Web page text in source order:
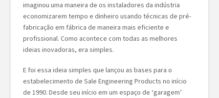
imaginou uma maneira de os instaladores da indústria
economizarem tempo e dinheiro usando técnicas de pré-
fabricação em fábrica de maneira mais eficiente e
profissional. Como acontece com todas as melhores
ideias inovadoras, era simples.
E foi essa ideia simples que lançou as bases para o
estabelecimento de Sale Engineering Products no início
de 1990. Desde seu início em um espaço de ‘garagem’